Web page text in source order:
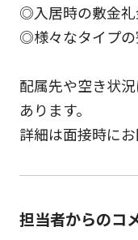
◎入居時の敷金礼
◎様々なタイプ
配属先や空き状
あります。
詳細は面接時にお
担当者からのコ